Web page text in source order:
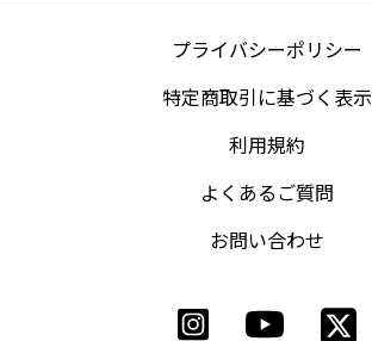
プライバシーポリシー
特定商取引に基づく表示
利用規約
よくあるご質問
お問い合わせ